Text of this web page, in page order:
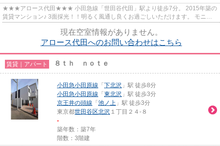
★★★アロース代田★★★ 小田急線「世田谷代田」駅より徒歩7分。 2015年築の
賃貸マンション♪ 3面採光！！明るく風通し良くお過ごしいただけます。 モニタ
現在空室情報がありません。
アロース代田へのお問い合わせはこちら
賃貸｜アパート ８ｔｈ ｎｏｔｅ
小田急小田原線 「 下北沢 」駅 徒歩8分
小田急小田原線 「 東北沢 」駅 徒歩3分
京王井の頭線 「 池ノ上 」駅 徒歩3分
東京都世田谷区北沢 １丁目２４-８
-
築年数：築7年
階数：3階建